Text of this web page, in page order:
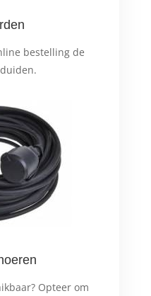
bestelling de
Opteer om